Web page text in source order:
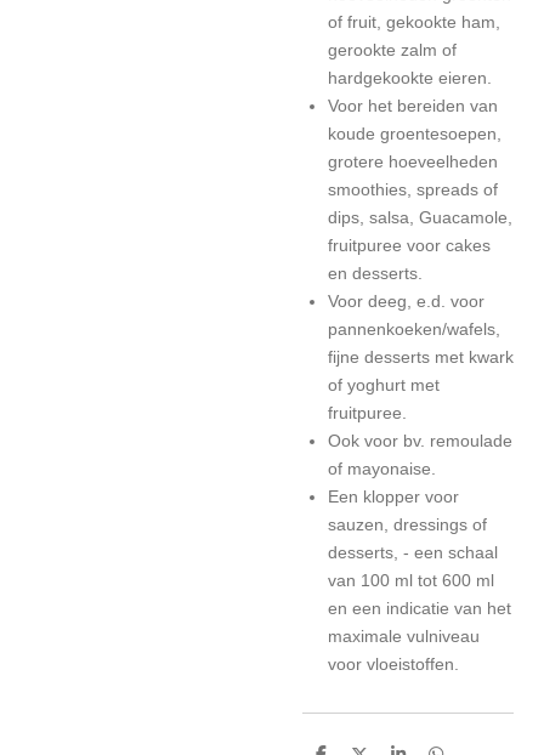
of fruit, gekookte ham,
gerookte zalm of
hardgekookte eieren.
Voor het bereiden van
koude groentesoepen,
grotere hoeveelheden
smoothies, spreads of
dips, salsa, Guacamole,
fruitpuree voor cakes
en desserts.
Voor deeg, e.d. voor
pannenkoeken/wafels,
fijne desserts met kwark
of yoghurt met
fruitpuree.
Ook voor bv. remoulade
of mayonaise.
Een klopper voor
sauzen, dressings of
desserts, - een schaal
van 100 ml tot 600 ml
en een indicatie van het
maximale vulniveau
voor vloeistoffen.